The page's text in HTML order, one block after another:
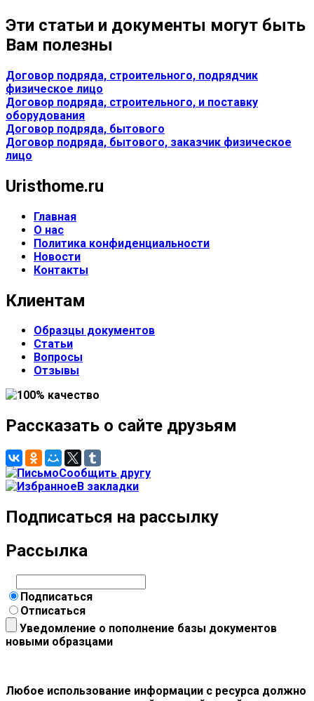
Эти статьи и документы могут быть
Вам полезны
Договор подряда, строительного, подрядчик
физическое лицо
Договор подряда, строительного, и поставку
оборудования
Договор подряда, бытового
Договор подряда, бытового, заказчик физическое
лицо
Uristhome.ru
Главная
О нас
Политика конфиденциальности
Новости
Контакты
Клиентам
Образцы документов
Статьи
Вопросы
Отзывы
Рассказать о сайте друзьям
Сообщить другу
В закладки
Подписаться на рассылку
Рассылка
Подписаться
Отписаться
Уведомление о пополнение базы документов
новыми образцами
Любое использование информации с ресурса должно